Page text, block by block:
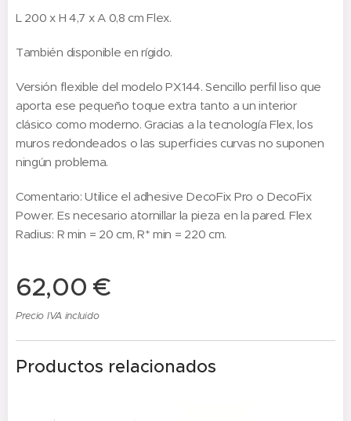
L 200 x H 4,7 x A 0,8 cm Flex.
También disponible en rígido.
Versión flexible del modelo PX144. Sencillo perfil liso que
aporta ese pequeño toque extra tanto a un interior
clásico como moderno. Gracias a la tecnología Flex, los
muros redondeados o las superficies curvas no suponen
ningún problema.
Comentario: Utilice el adhesive DecoFix Pro o DecoFix
Power. Es necesario atornillar la pieza en la pared. Flex
Radius: R min = 20 cm, R* min = 220 cm.
62,00 €
Precio IVA incluido
Productos relacionados